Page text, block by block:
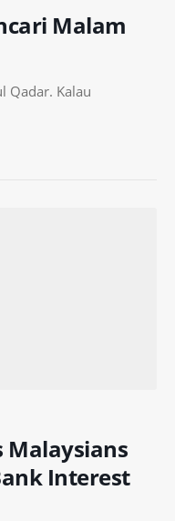
Malam
Qadar. Kalau
Malaysians
Interest